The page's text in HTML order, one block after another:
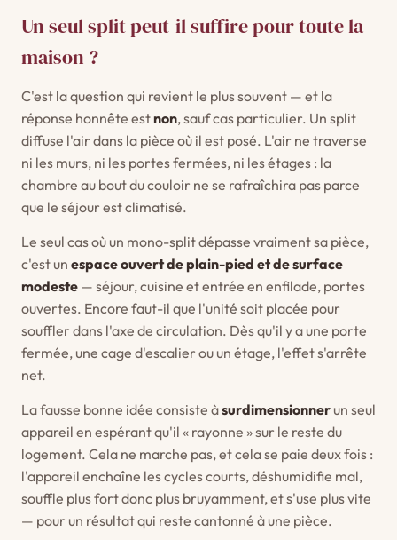
Un seul split peut-il suffire pour toute la
maison ?
C'est la question qui revient le plus souvent — et la
réponse honnête estnon, sauf cas particulier. Un split
diffuse l'air dans la pièce où il est posé. L'air ne traverse
ni les murs, ni les portes fermées, ni les étages : la
chambre au bout du couloir ne se rafraîchira pas parce
que le séjour est climatisé.
Le seul cas où un mono-split dépasse vraiment sa pièce,
c'est un espace ouvert de plain-pied et de surface
modeste — séjour, cuisine et entrée en enfilade, portes
ouvertes. Encore faut-il que l'unité soit placée pour
souffler dans l'axe de circulation. Dès qu'il y a une porte
fermée, une cage d'escalier ou un étage, l'effet s'arrête
net.
La fausse bonne idée consiste àsurdimensionner un seul
appareil en espérant qu'il « rayonne » sur le reste du
logement. Cela ne marche pas, et cela se paie deux fois :
l'appareil enchaîne les cycles courts, déshumidifie mal,
souffle plus fort donc plus bruyamment, et s'use plus vite
— pour un résultat qui reste cantonné à une pièce.